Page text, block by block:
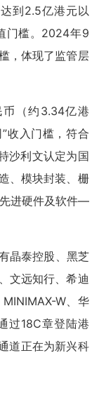
到2.5亿港元以
门槛。2024年9
，体现了监管层
（约3.34亿港
收入门槛，符合
沙利文认定为国
、模块封装、栅
进硬件及软件—
晶泰控股、黑芝
文远知行、希迪
W、华
过18C章登陆港
道正在为新兴科